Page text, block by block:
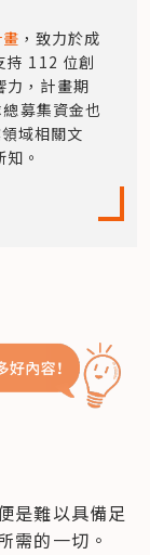
，致力於成
持 112 位創
力，計畫期
募集資金也
域相關文
。
是難以具備足
需的一切。